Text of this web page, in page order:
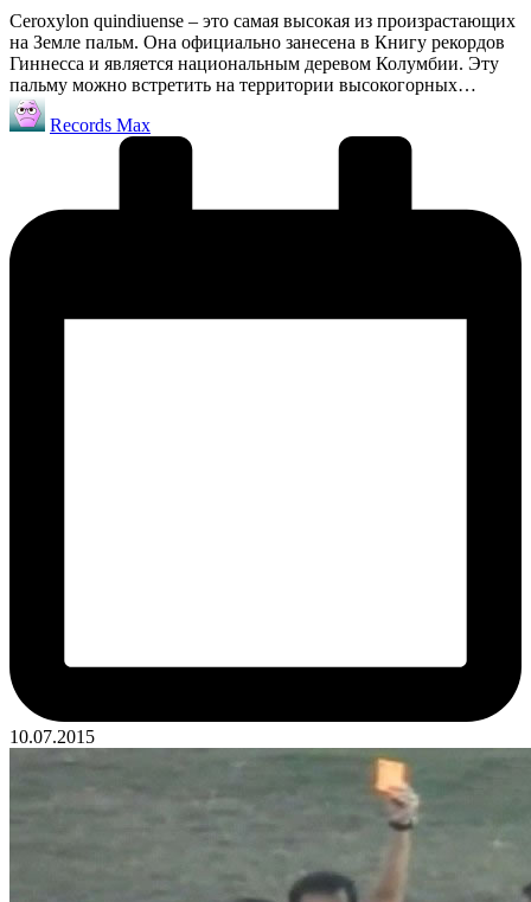
Ceroxylon quindiuense – это самая высокая из произрастающих
на Земле пальм. Она официально занесена в Книгу рекордов
Гиннесса и является национальным деревом Колумбии. Эту
пальму можно встретить на территории высокогорных…
Запись
от
Records Max
10.07.2015